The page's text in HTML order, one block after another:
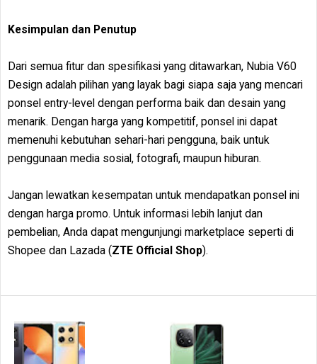
Kesimpulan dan Penutup
Dari semua fitur dan spesifikasi yang ditawarkan, Nubia V60
Design adalah pilihan yang layak bagi siapa saja yang mencari
ponsel entry-level dengan performa baik dan desain yang
menarik. Dengan harga yang kompetitif, ponsel ini dapat
memenuhi kebutuhan sehari-hari pengguna, baik untuk
penggunaan media sosial, fotografi, maupun hiburan.
Jangan lewatkan kesempatan untuk mendapatkan ponsel ini
dengan harga promo. Untuk informasi lebih lanjut dan
pembelian, Anda dapat mengunjungi marketplace seperti di
Shopee dan Lazada (ZTE Official Shop).